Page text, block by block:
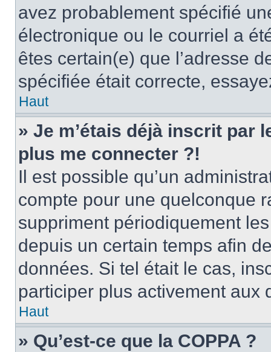
avez probablement spécifié
électronique ou le courriel a
êtes certain(e) que l’adresse
spécifiée était correcte,
Haut
» Je m’étais déjà inscrit par
plus me connecter ?!
Il est possible qu’un
compte pour une quelconque
suppriment périodiquement
depuis un certain temps afin
données. Si tel était le cas,
participer plus activement aux
Haut
» Qu’est-ce que la COPPA ?